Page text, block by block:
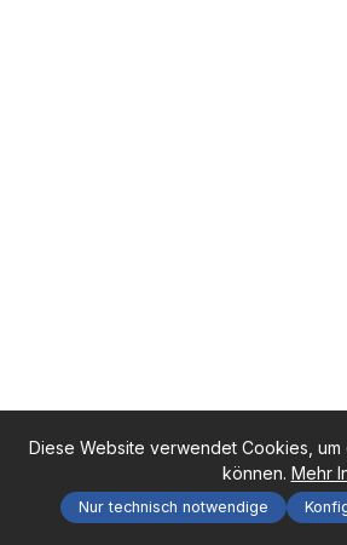
Diese Website verwendet Cookies,
können. Mehr
Nur technisch notwendige